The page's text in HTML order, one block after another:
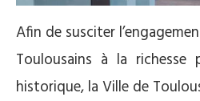
Afin de susciter
Toulousains à la
historique, la Ville de